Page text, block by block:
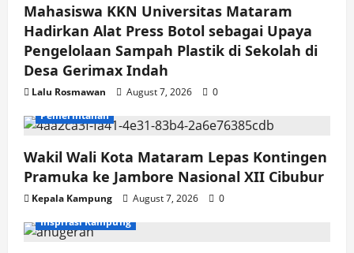
Mahasiswa KKN Universitas Mataram
Hadirkan Alat Press Botol sebagai Upaya
Pengelolaan Sampah Plastik di Sekolah di
Desa Gerimax Indah
Lalu Rosmawan August 7, 2026
0
Pemerintahan
Wakil Wali Kota Mataram Lepas Kontingen
Pramuka ke Jambore Nasional XII Cibubur
Kepala Kampung August 7, 2026
0
Inspirasi Kampung